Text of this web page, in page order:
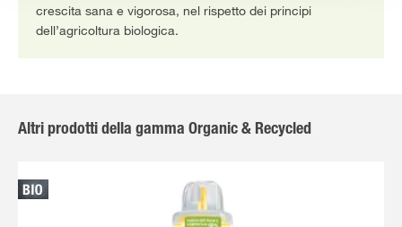
crescita sana e vigorosa, nel rispetto dei principi
dell’agricoltura biologica.
Altri prodotti della gamma Organic & Recycled